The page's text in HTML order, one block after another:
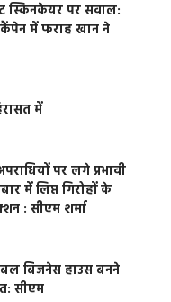
स्किनकेयर पर सवाल:
में फराह खान ने
में
पर लगे प्रभावी
में लिप्त गिरोहों के
: सीएम शर्मा
बिजनेस हाउस बनने
सीएम